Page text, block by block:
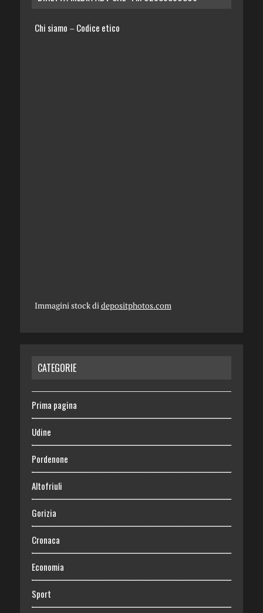
Chi siamo – Codice etico
Immagini stock didepositphotos.com
CATEGORIE
Prima pagina
Udine
Pordenone
Altofriuli
Gorizia
Cronaca
Economia
Sport